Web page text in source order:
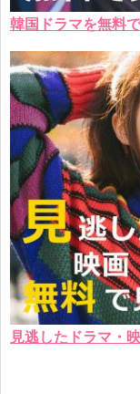
韓国ドラマを無料
見逃したドラマ・